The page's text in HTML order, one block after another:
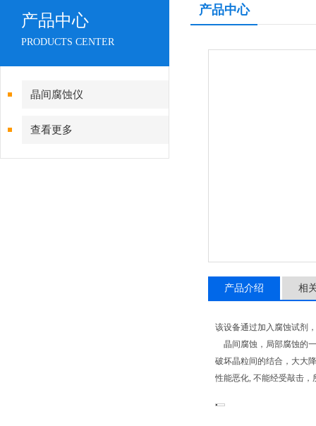
产品中心
PRODUCTS CENTER
晶间腐蚀仪
查看更多
产品中心
产品介绍 相
该设备通过加入腐蚀试剂
晶间腐蚀，局部腐蚀的
破坏晶粒间的结合，大大
性能恶化, 不能经受敲击